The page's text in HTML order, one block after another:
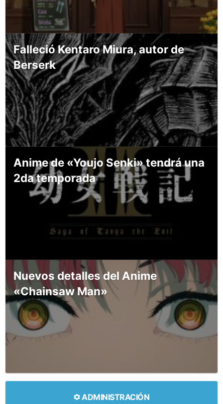
Falleció Kentaro Miura, autor de
Berserk
Anime de «Youjo Senki» tendrá una
2da temporada
Nuevos detalles del Anime
«Chainsaw Man»
ADMINISTRACIÓN